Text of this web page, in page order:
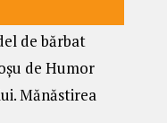
de bărbat
de Humor
Mănăstirea